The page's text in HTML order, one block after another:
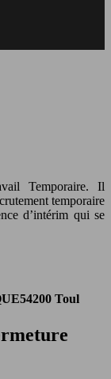
Temporaire. Il
temporaire
d’intérim qui se
54200 Toul